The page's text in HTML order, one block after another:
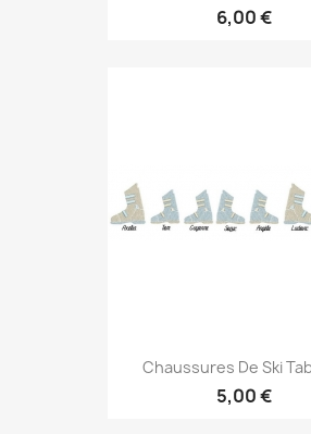
6,00 €
Chaussures De Ski
5,00 €